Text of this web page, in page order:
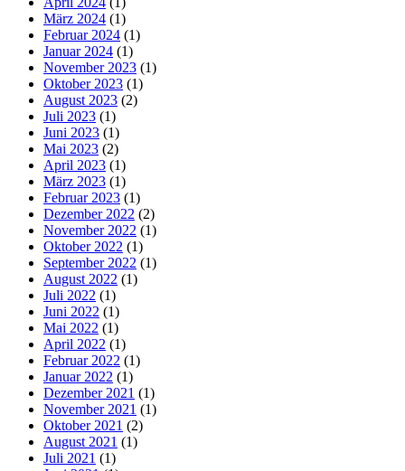
März 2024 (1)
Februar 2024 (1)
Januar 2024 (1)
November 2023 (1)
Oktober 2023 (1)
August 2023 (2)
Juli 2023 (1)
Juni 2023 (1)
Mai 2023 (2)
April 2023 (1)
März 2023 (1)
Februar 2023 (1)
Dezember 2022 (2)
November 2022 (1)
Oktober 2022 (1)
September 2022 (1)
August 2022 (1)
Juli 2022 (1)
Juni 2022 (1)
Mai 2022 (1)
April 2022 (1)
Februar 2022 (1)
Januar 2022 (1)
Dezember 2021 (1)
November 2021 (1)
Oktober 2021 (2)
August 2021 (1)
Juli 2021 (1)